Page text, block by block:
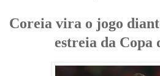
Coreia vira o jogo
estreia da Copa